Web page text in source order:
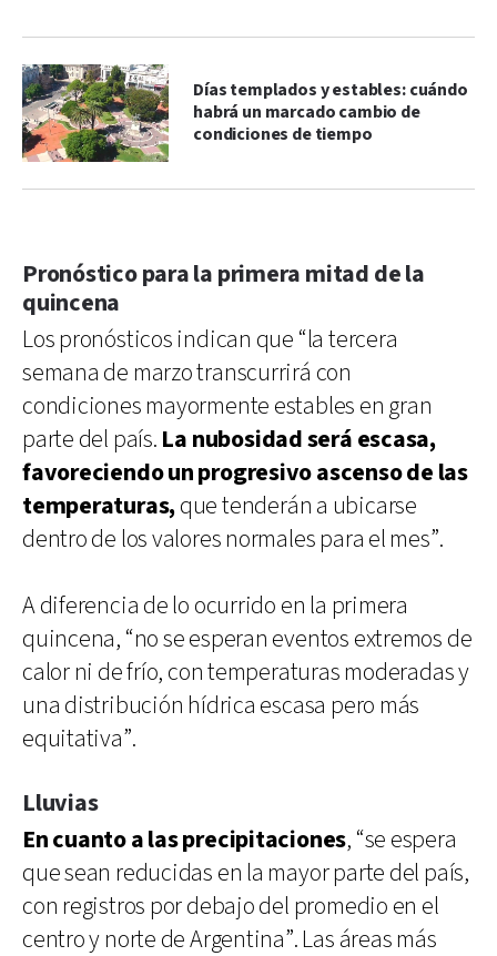
Días templados y estables: cuándo
habrá un marcado cambio de
condiciones de tiempo
Pronóstico para la primera mitad de la
quincena
Los pronósticos indican que “la tercera
semana de marzo transcurrirá con
condiciones mayormente estables en gran
parte del país. La nubosidad será escasa,
favoreciendo un progresivo ascenso de las
temperaturas,que tenderán a ubicarse
dentro de los valores normales para el mes”.
A diferencia de lo ocurrido en la primera
quincena, “no se esperan eventos extremos de
calor ni de frío, con temperaturas moderadas y
una distribución hídrica escasa pero más
equitativa”.
Lluvias
En cuanto a las precipitaciones, “se espera
que sean reducidas en la mayor parte del país,
con registros por debajo del promedio en el
centro y norte de Argentina”. Las áreas más